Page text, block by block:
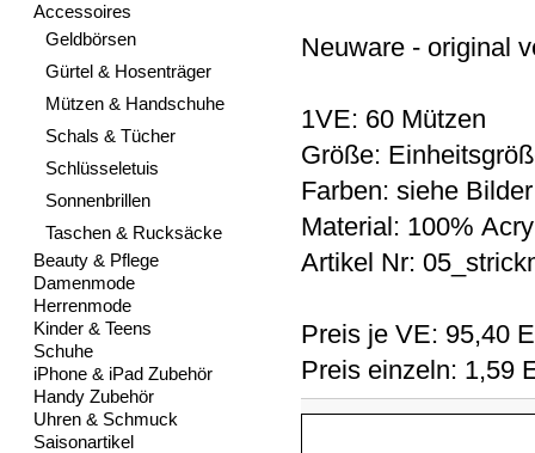
Accessoires
Geldbörsen
Gürtel & Hosenträger
Mützen & Handschuhe
Schals & Tücher
Schlüsseletuis
Sonnenbrillen
Taschen & Rucksäcke
Beauty & Pflege
Damenmode
Herrenmode
Kinder & Teens
Schuhe
iPhone & iPad Zubehör
Handy Zubehör
Uhren & Schmuck
Saisonartikel
Neuware - original
1VE: 60 Mützen
Größe:
Farben: siehe
Material: 100%
Artikel Nr:
Preis je VE: 95,40
Preis einzeln: 1,59